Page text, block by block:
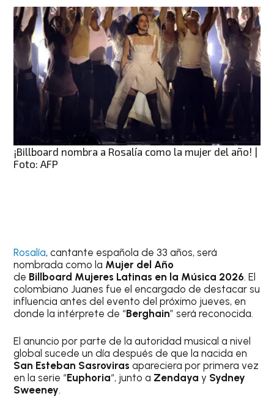
¡Billboard nombra a Rosalía como la mujer del año! |
Foto: AFP
Rosalía, cantante española de 33 años, será
nombrada como la Mujer del Año
de Billboard Mujeres Latinas en la Música 2026. El
colombiano Juanes fue el encargado de destacar su
influencia antes del evento del próximo jueves, en
donde la intérprete de “Berghain” será reconocida.
El anuncio por parte de la autoridad musical a nivel
global sucede un día después de que la nacida en
San Esteban Sasroviras apareciera por primera vez
en la serie “Euphoria“, junto a Zendaya y Sydney
Sweeney.